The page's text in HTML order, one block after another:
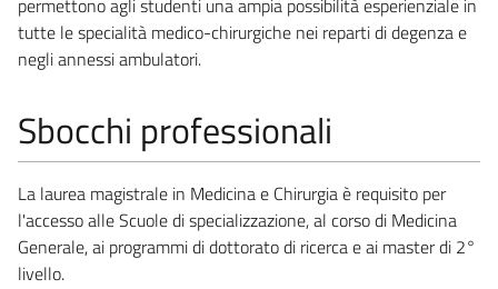
permettono agli studenti una ampia possibilità esperienziale in
tutte le specialità medico-chirurgiche nei reparti di degenza e
negli annessi ambulatori.
Sbocchi professionali
La laurea magistrale in Medicina e Chirurgia è requisito per
l'accesso alle Scuole di specializzazione, al corso di Medicina
Generale, ai programmi di dottorato di ricerca e ai master di 2°
livello.